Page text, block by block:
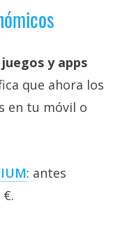
y apps
que ahora los
en tu móvil o
: antes